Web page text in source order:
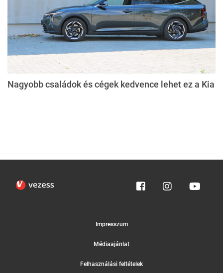
Nagyobb családok és cégek kedvence lehet ez a Kia
Impresszum
Médiaajánlat
Felhasználási feltételek